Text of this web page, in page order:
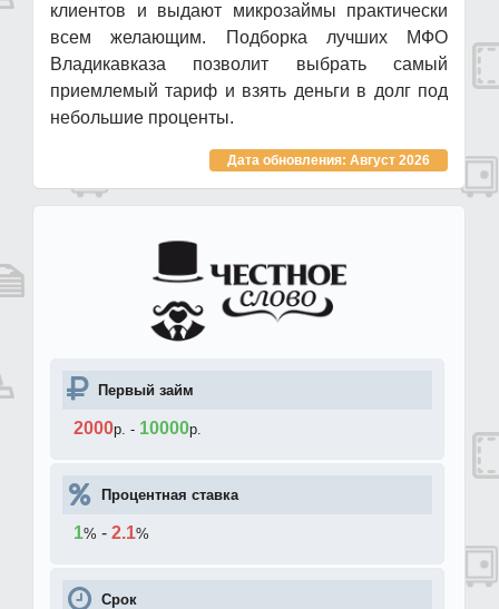
клиентов и выдают микрозаймы практически
всем желающим. Подборка лучших МФО
Владикавказа позволит выбрать самый
приемлемый тариф и взять деньги в долг под
небольшие проценты.
Дата обновления: Август 2026
Первый займ
2000р. - 10000р.
Процентная ставка
1% - 2.1%
Срок